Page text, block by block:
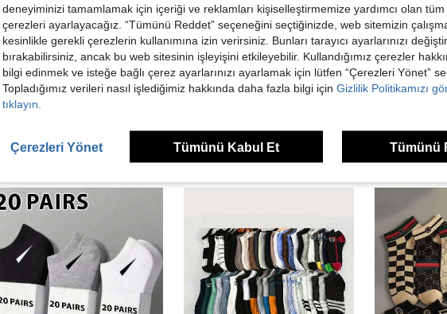
20/10/5/1 Çift Erkek & Kadın Kısa Görünmez Çorap, Çok Renkli Karikatür Desenli. Nefes Alabilen, Nem Emici, Yumuşak. Tüm Mevsimler ve Çok Amaçlı Kullanım İçin. Rastgele Renkler.
90,54TL
0,55TL tasarruf
edin
-1% 10 Çift/20 Çift Unisex Siyah Düz Renk Günlük Spor Kısa Çorap, Minimalist Çift Çorapları -41% 1/5 Çift/10 Çift Erkek Babet Çorabı, Karikatür Siyah & Beyaz Renk Blok Desen
51,48TL
deneyiminizi tamamlamak için içeriği ve reklamları kişiselleştirmemize yardımcı olan tüm
çerezleri ayarlayacağız. “Tümünü Reddet” seçeneğini seçtiğinizde, web sitemizin
kesinlikle gerekli çerezlerin kullanımına izin verirsiniz. Bunları tarayıcı ayarlarınızı
bırakabilirsiniz, ancak bu web sitesinin işleyişini etkileyebilir. Kullandığımız çerezler
bilgi edinmek ve isteğe bağlı çerez ayarlarınızı ayarlamak için lütfen “Çerezleri Yönet”
Topladığımız verileri nasıl işlediğimiz hakkında daha fazla bilgi için Gizlilik Politikamızı
tıklayın.
Çerezleri Yönet Tümünü Kabul Et Tümünü